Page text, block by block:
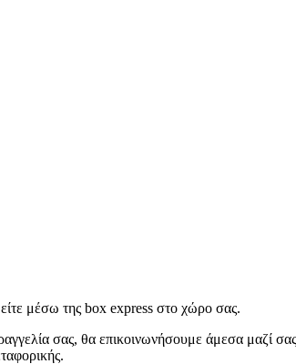
μέσω της box express στο χώρο σας.
σας, θα επικοινωνήσουμε άμεσα μαζί